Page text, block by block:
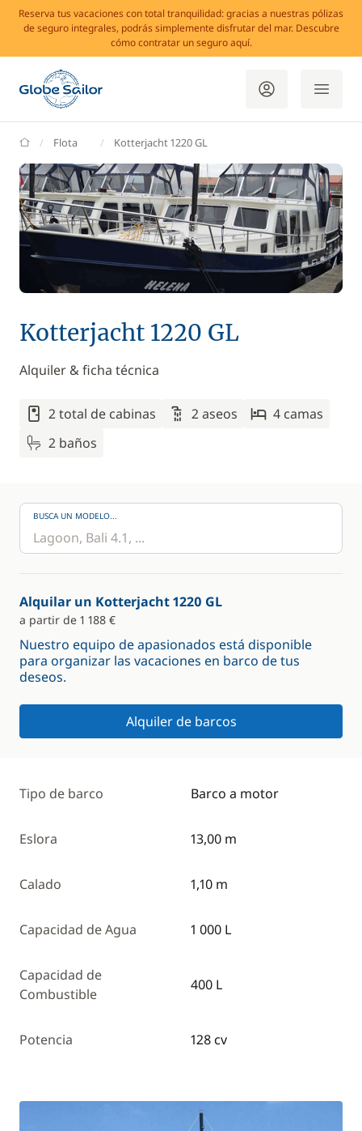
Reserva tus vacaciones con total tranquilidad: gracias a nuestras pólizas
de seguro integrales, podrás simplemente disfrutar del mar. Descubre
cómo contratar un seguro aquí.
GlobeSailor
Flota Kotterjacht 1220 GL
Kotterjacht 1220 GL
Alquiler & ficha técnica
2 total de cabinas 2 aseos
4 camas
2 baños
BUSCA UN MODELO...
Alquilar un Kotterjacht 1220 GL
a partir de 1 188 €
Nuestro equipo de apasionados está disponible
para organizar las vacaciones en barco de tus
deseos.
Alquiler de barcos
Tipo de barco Barco a motor
Eslora 13,00 m
Calado 1,10 m
Capacidad de Agua 1 000 L
Capacidad de
Combustible
400 L
Potencia 128 cv